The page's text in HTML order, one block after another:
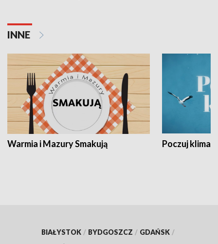
INNE
Warmia i Mazury Smakują Poczuj klimat
BIAŁYSTOK / BYDGOSZCZ / GDAŃSK /